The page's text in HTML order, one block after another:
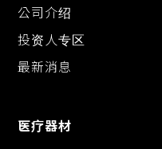
公司介绍
投资人专区
最新消息
医疗器材